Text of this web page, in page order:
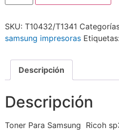
SKU: T10432/T1341
samsung impresoras Etiquetas:
Descripción
Descripción
Toner Para Samsung Ricoh